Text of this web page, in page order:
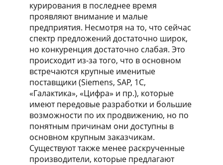
курирования в последнее время
проявляют внимание и малые
предприятия. Несмотря на то, что сейчас
спектр предложений достаточно широк,
но конкуренция достаточно слабая. Это
происходит из-за того, что в основном
встречаются крупные именитые
поставщики (Siemens, SAP, 1С,
«Галактика», «Цифра» и пр.), которые
имеют передовые разработки и большие
возможности по их продвижению, но по
понятным причинам они доступны в
основном крупным заказчикам.
Существуют также менее раскрученные
производители, которые предлагают